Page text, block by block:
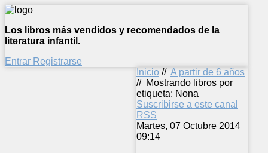
Los libros más vendidos y recomendados de la
literatura infantil.
Entrar Registrarse
Inicio // A partir de 6 años
// Mostrando libros por
etiqueta: Nona
Suscribirse a este canal
RSS
Martes, 07 Octubre 2014
09:14